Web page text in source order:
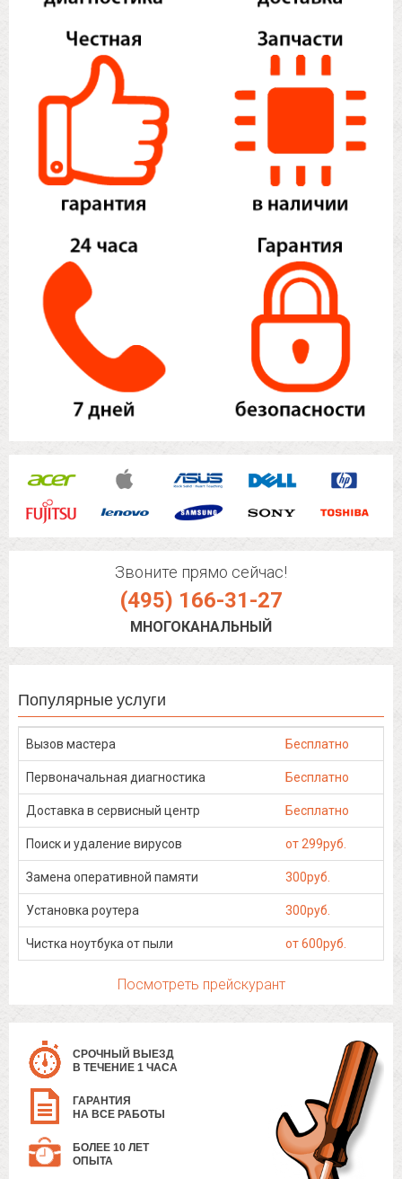
Звоните прямо сейчас!
(495) 166-31-27
МНОГОКАНАЛЬНЫЙ
Популярные услуги
Вызов мастера Бесплатно
Первоначальная диагностика Бесплатно
Доставка в сервисный центр Бесплатно
Поиск и удаление вирусов от 299руб.
Замена оперативной памяти 300руб.
Установка роутера 300руб.
Чистка ноутбука от пыли от 600руб.
Посмотреть прейскурант
СРОЧНЫЙ ВЫЕЗД
В ТЕЧЕНИЕ 1 ЧАСА
ГАРАНТИЯ
НА ВСЕ РАБОТЫ
БОЛЕЕ 10 ЛЕТ
ОПЫТА